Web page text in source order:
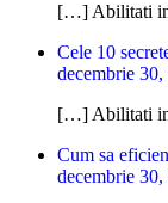
[…] Abilitati
Cele 10
decembrie
[…] Abilitati
Cum sa
decembrie